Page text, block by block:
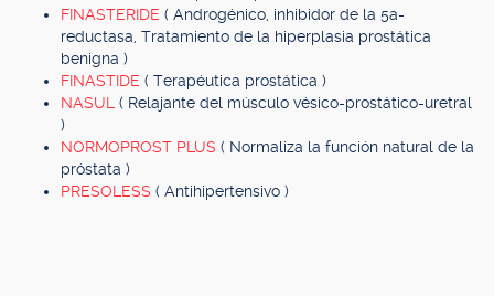
FINASTERIDE ( Androgénico, inhibidor de la 5a-
reductasa, Tratamiento de la hiperplasia prostática
benigna )
FINASTIDE ( Terapéutica prostática )
NASUL ( Relajante del músculo vésico-prostático-uretral
)
NORMOPROST PLUS ( Normaliza la función natural de la
próstata )
PRESOLESS ( Antihipertensivo )